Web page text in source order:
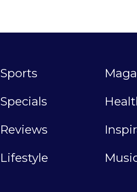
Sports
Specials
Reviews
Lifestyle